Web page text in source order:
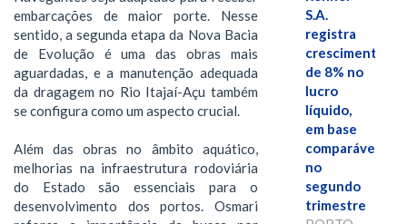
embarcações de maior porte. Nesse
sentido, a segunda etapa da Nova Bacia
de Evolução é uma das obras mais
aguardadas, e a manutenção adequada
da dragagem no Rio Itajaí-Açu também
se configura como um aspecto crucial.
Além das obras no âmbito aquático,
melhorias na infraestrutura rodoviária
do Estado são essenciais para o
desenvolvimento dos portos. Osmari
S.A.
registra
crescimento
de 8% no
lucro
líquido,
em base
comparável,
no
segundo
trimestre